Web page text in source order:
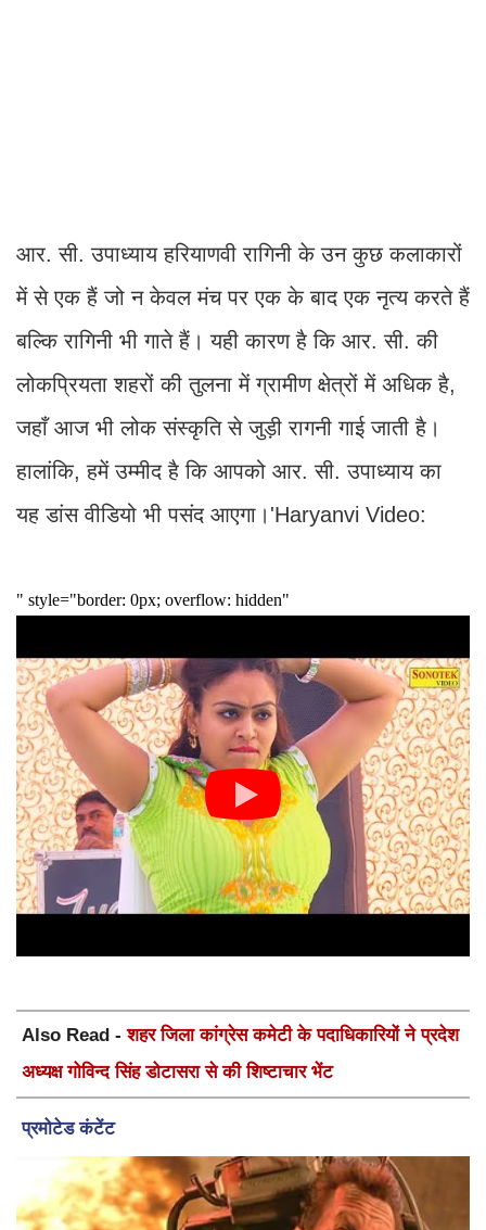
आर. सी. उपाध्याय हरियाणवी रागिनी के उन कुछ कलाकारों
में से एक हैं जो न केवल मंच पर एक के बाद एक नृत्य करते हैं
बल्कि रागिनी भी गाते हैं। यही कारण है कि आर. सी. की
लोकप्रियता शहरों की तुलना में ग्रामीण क्षेत्रों में अधिक है,
जहाँ आज भी लोक संस्कृति से जुड़ी रागनी गाई जाती है।
हालांकि, हमें उम्मीद है कि आपको आर. सी. उपाध्याय का
यह डांस वीडियो भी पसंद आएगा।'Haryanvi Video:
Also Read -शहर जिला कांग्रेस कमेटी के पदाधिकारियों ने प्रदेश
अध्यक्ष गोविन्द सिंह डोटासरा से की शिष्टाचार भेंट